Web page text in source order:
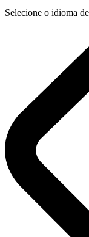
Selecione o idioma